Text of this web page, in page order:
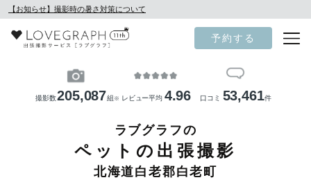
【お知らせ】撮影時の暑さ対策について
予約する
撮影数205,087組 ※ レビュー平均 4.96 口コミ 53,461件
ラブグラフの
ペットの出張撮影
北海道白老郡白老町